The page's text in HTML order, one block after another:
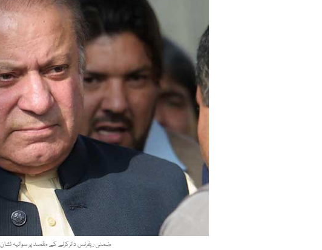
ضمنی ریفرنس دائرکرنے کے مقصد پر سوالیہ نشان